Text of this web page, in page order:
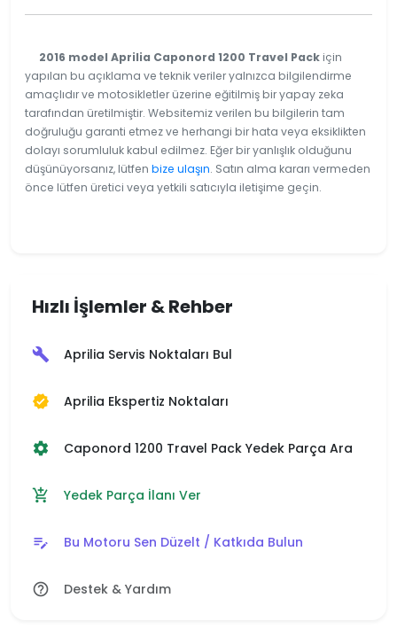
2016 model Aprilia Caponord 1200 Travel Pack için
yapılan bu açıklama ve teknik veriler yalnızca bilgilendirme
amaçlıdır ve motosikletler üzerine eğitilmiş bir yapay zeka
tarafından üretilmiştir. Websitemiz verilen bu bilgilerin tam
doğruluğu garanti etmez ve herhangi bir hata veya eksiklikten
dolayı sorumluluk kabul edilmez. Eğer bir yanlışlık olduğunu
düşünüyorsanız, lütfen bize ulaşın. Satın alma kararı vermeden
önce lütfen üretici veya yetkili satıcıyla iletişime geçin.
Hızlı İşlemler & Rehber
build Aprilia Servis Noktaları Bul
verified Aprilia Ekspertiz Noktaları
settings Caponord 1200 Travel Pack Yedek Parça Ara
add_shopping_cart Yedek Parça İlanı Ver
edit_note Bu Motoru Sen Düzelt / Katkıda Bulun
help_outline Destek & Yardım